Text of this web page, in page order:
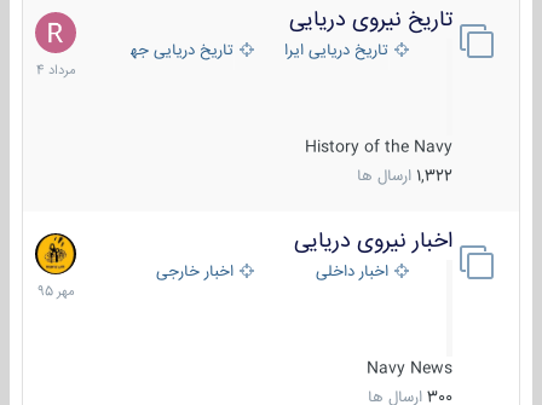
تاریخ نیروی دریایی
تاریخ دریایی ایران تاریخ دریایی جهان
History of the Navy
1,322 ارسال ها
16
مرداد
1404
اخبار نیروی دریایی
اخبار داخلی اخبار خارجی
Navy News
300 ارسال ها
27
مهر
1395